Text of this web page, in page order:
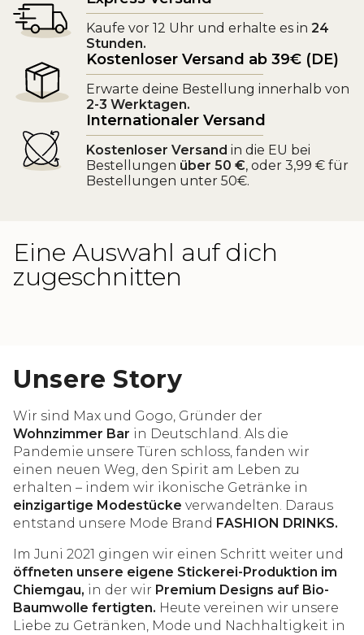
Kaufe vor 12 Uhr und erhalte es in 24
Stunden.
Kostenloser Versand ab 39€ (DE)
Erwarte deine Bestellung innerhalb von
2-3 Werktagen.
Internationaler Versand
Kostenloser Versand in die EU bei
Bestellungen über 50 €, oder 3,99 € für
Bestellungen unter 50€.
Eine Auswahl auf dich
zugeschnitten
Unsere Story
Wir sind Max und Gogo, Gründer der
Wohnzimmer Bar in Deutschland. Als die
Pandemie unsere Türen schloss, fanden wir
einen neuen Weg, den Spirit am Leben zu
erhalten – indem wir ikonische Getränke in
einzigartige Modestücke verwandelten. Daraus
entstand unsere Mode Brand FASHION DRINKS.
Im Juni 2021 gingen wir einen Schritt weiter und
öffneten unsere eigene Stickerei-Produktion im
Chiemgau, in der wir Premium Designs auf Bio-
Baumwolle fertigten. Heute vereinen wir unsere
Liebe zu Getränken, Mode und Nachhaltigkeit in